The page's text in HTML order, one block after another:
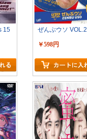
15
ぜんぶウソ VOL.2
￥598円